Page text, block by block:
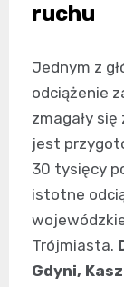
ruchu
Jednym z
odciążenie
zmagały
jest
30 tysięcy
istotne
Trójmiasta.
Gdyni,